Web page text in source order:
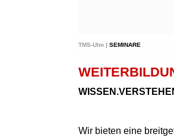
TMS-Ulm | SEMINARE
Wir bieten eine